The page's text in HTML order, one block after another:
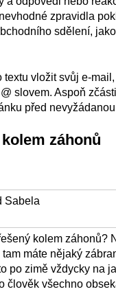
zpravidla
sdělení,
textu vložit svůj e-
slovem. Aspoň
před
záhonů
Sabela
kolem záhonů?
máte nějaký
po zimě vždycky na
člověk všechno